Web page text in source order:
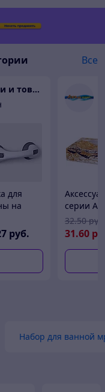
Все
VLIDE cтроительные услуги и товары для дома (оптом и в розницу)
для
на
руб.
серии
31.60
32.50 руб.
Набор для ванной